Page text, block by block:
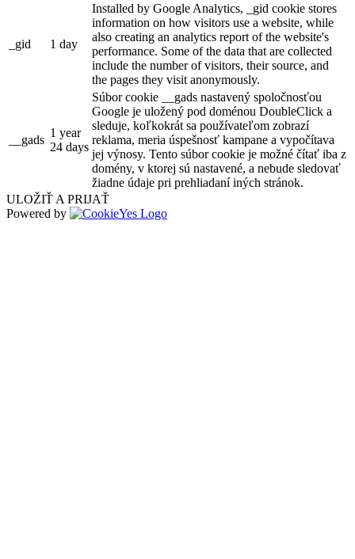
_gid 1 day
Installed by Google Analytics, _gid cookie stores
information on how visitors use a website, while
also creating an analytics report of the website's
performance. Some of the data that are collected
include the number of visitors, their source, and
the pages they visit anonymously.
__gads
1 year
24 days
Súbor cookie __gads nastavený spoločnosťou
Google je uložený pod doménou DoubleClick a
sleduje, koľkokrát sa používateľom zobrazí
reklama, meria úspešnosť kampane a vypočítava
jej výnosy. Tento súbor cookie je možné čítať iba z
domény, v ktorej sú nastavené, a nebude sledovať
žiadne údaje pri prehliadaní iných stránok.
ULOŽIŤ A PRIJAŤ
Powered by